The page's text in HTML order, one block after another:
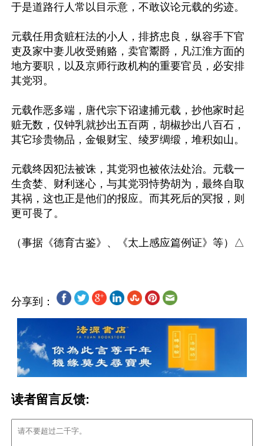
于是道路行人常以目示意，不敢议论元载的劣迹。
元载任用贪赃枉法的小人，排挤忠良，纵容手下官
吏及家中妻儿收受贿赂，卖官鬻爵，凡江淮方面的
地方要职，以及京师行政机构的重要官员，必安排
其党羽。
元载作恶多端，唐代宗下诏逮捕元载，抄他家时起
赃无数，仅钟乳就抄出五百两，胡椒抄出八百石，
其它珍贵物品，金银财宝、绫罗绸缎，堆积如山。
元载终因犯法被诛，其党羽也被依法处治。元载一
生贪婪、财利迷心，与其党羽恃势胡为，最终自取
其祸，这也正是他们的报应。而其死后的冥报，则
更可畏了。
分享到：
读者留言反馈: